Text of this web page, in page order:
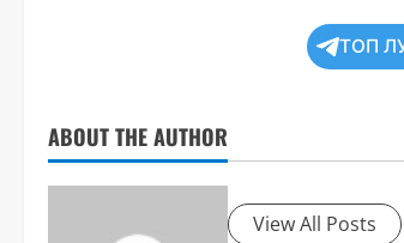
ТОП
ABOUT THE AUTHOR
View All Posts